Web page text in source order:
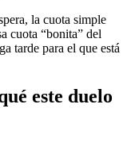
la cuota simple
cuota “bonita” del
tarde para el que está
este duelo